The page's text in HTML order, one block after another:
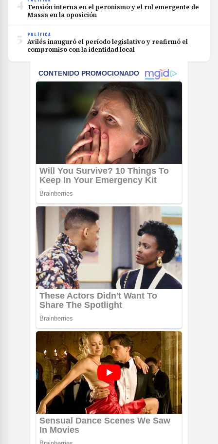
Tensión interna en el peronismo y el rol emergente de
Massa en la oposición
5 POLÍTICA
Avilés inauguró el período legislativo y reafirmó el
compromiso con la identidad local